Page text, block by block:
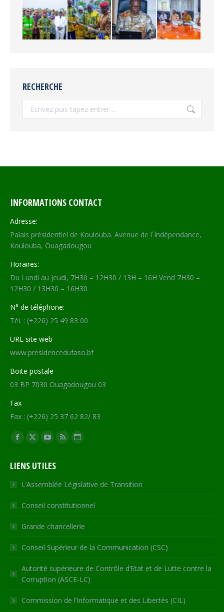
RECHERCHE
INFORMATIONS CONTACT
Adresse:
Palais présidentiel de Koulouba. Avenue de l´Indépendance,
Koulouba, Ouagadougou
Horaires:
Du Lundi au jeudi, 7H30 – 12H30 / 13H – 16H Vend 7H30 –
12H30 / 13H30 – 16H30
N° de téléphone:
Tél. : (+226) 25 49 83 00
URL site web
www.presidencedufaso.bf
Boite postale
03 BP 7030 Ouagadougou 03
Fax
Fax : (+226) 25 37 62 82/ 83
Trouvez nous sur :
Facebook
opens
in
new
window
X
opens
in
new
window
YouTube
opens
in
new
window
RSS
in
new
window
Site
opens
in
new
LIENS UTILES
L’Assemblée Législative de Transition
Conseil constitutionnel
Grande chancellerie
Conseil Supérieur de la Communication (CSC)
Autorité supérieure de Contrôle d’Etat et de Lutte contre la
Corruption (ASCE-LC)
Commission de l’Informatique et des Libertés (CIL)